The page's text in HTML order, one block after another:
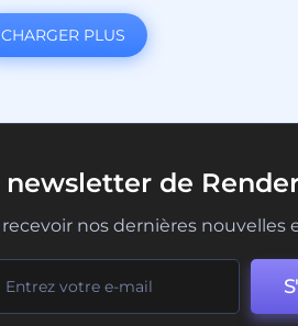
CHARGER PLUS
newsletter de
nos dernières nouvelles